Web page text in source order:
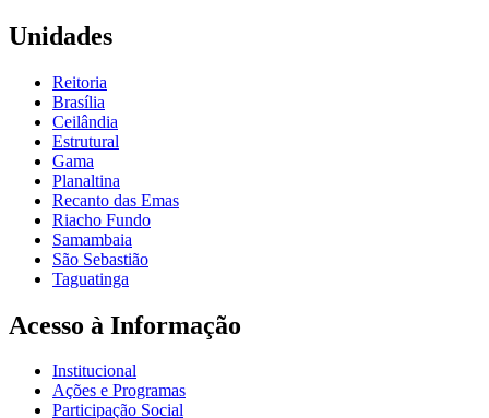
Unidades
Reitoria
Brasília
Ceilândia
Estrutural
Gama
Planaltina
Recanto das Emas
Riacho Fundo
Samambaia
São Sebastião
Taguatinga
Acesso à Informação
Institucional
Ações e Programas
Participação Social